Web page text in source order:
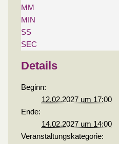
MM
MIN
SS
SEC
Details
Beginn:
12.02.2027 um 17:00
Ende:
14.02.2027 um 14:00
Veranstaltungskategorie: